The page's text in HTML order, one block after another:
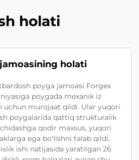
holati
holati
poyga jamoasi Forgex
poygada mexanik iz
uchun murojaat qildi. Ular yuqori
poygalarida qattiq strukturalik
qodir maxsus, yuqori
ega bo'lishni talab qildi.
ishi natijasida yaratilgan 26